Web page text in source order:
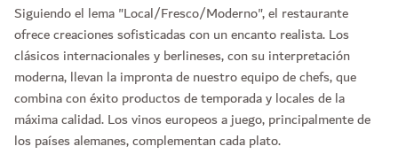
Siguiendo el lema "Local/Fresco/Moderno", el restaurante
ofrece creaciones sofisticadas con un encanto realista. Los
clásicos internacionales y berlineses, con su interpretación
moderna, llevan la impronta de nuestro equipo de chefs, que
combina con éxito productos de temporada y locales de la
máxima calidad. Los vinos europeos a juego, principalmente de
los países alemanes, complementan cada plato.